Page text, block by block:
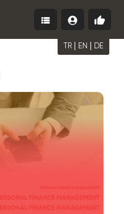
thumb_up
मुफ़्त
शुरू
करें
account_circle
लॉग
इन
करें
view_list
Menu
TR EN DE